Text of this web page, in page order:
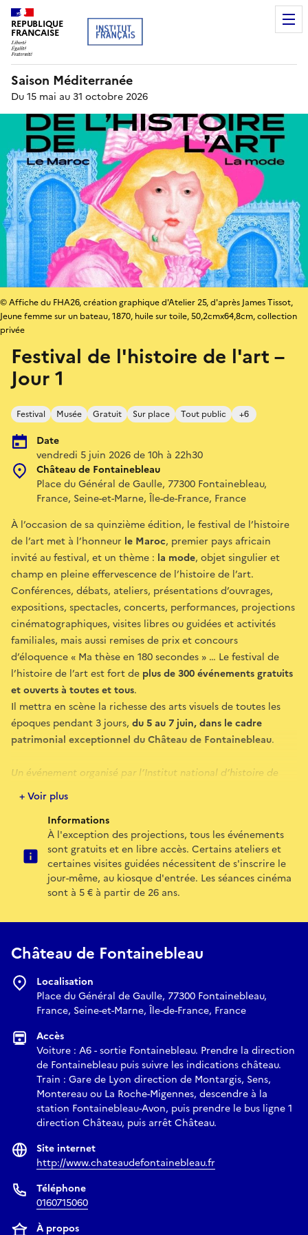
REPUBLIQUE
FRANCAISE
Saison Méditerranée
Du 15 mai au 31 octobre 2026
Festival de l'histoire de l'art –
Jour 1
Festival Musée Gratuit Sur place Tout public +6
Date
vendredi 5 juin 2026 de 10h à 22h30
Château de Fontainebleau
Place du Général de Gaulle, 77300 Fontainebleau,
France, Seine-et-Marne, Île-de-France, France
© Affiche du FHA26, création graphique d'Atelier 25, d'après James Tissot,
Jeune femme sur un bateau, 1870, huile sur toile, 50,2cmx64,8cm, collection
privée
À l’occasion de sa quinzième édition, le festival de l’histoire
de l’art met à l’honneur le Maroc, premier pays africain
invité au festival, et un thème : la mode, objet singulier et
champ en pleine effervescence de l’histoire de l’art.
Conférences, débats, ateliers, présentations d’ouvrages,
expositions, spectacles, concerts, performances, projections
cinématographiques, visites libres ou guidées et activités
familiales, mais aussi remises de prix et concours
d’éloquence « Ma thèse en 180 secondes » … Le festival de
l’histoire de l’art est fort de plus de 300 événements gratuits
et ouverts à toutes et tous.
Il mettra en scène la richesse des arts visuels de toutes les
époques pendant 3 jours, du 5 au 7 juin, dans le cadre
patrimonial exceptionnel du Château de Fontainebleau.
Un événement organisé par l’Institut national d’histoire de
l’art et le Château de Fontainebleau, sous l’égide du ministère
de la Culture.
Le vendredi 5 juin, le FHA s’ouvrira sur une journée riche de
plus de 70 événements, parmi lesquels :
Evénement inaugural :Cultures matérielles, cultures
artiste)
Théâtre municipal de Fontainebleau - salle de spectacle - 9
Le Festival s’ouvre chaque année par l’invitation d’un artiste
dont l’oeuvre marque sa génération. Cette année,
l’architecte, anthropologue et l’artiste de renommée
internationale Salima Naji est l’invitée principale de la
conférence inaugurale du Festival. Chevalier des Arts et des
l’architecture durable et vernaculaire, plusieurs fois
récompensée sur les scènes nationale et internationale,
notamment par la Grande Médaille d’Or de l’Académie
d’architecture française en 2024 et par le Prix international
des femmes architectes en 2025.
+ Voir plus
Informations
À l'exception des projections, tous les événements
sont gratuits et en libre accès. Certains ateliers et
certaines visites guidées nécessitent de s'inscrire le
jour-même, au kiosque d'entrée. Les séances cinéma
sont à 5 € à partir de 26 ans.
Château de Fontainebleau
Localisation
Place du Général de Gaulle, 77300 Fontainebleau,
France, Seine-et-Marne, Île-de-France, France
Accès
Voiture : A6 - sortie Fontainebleau. Prendre la direction
de Fontainebleau puis suivre les indications château.
Train : Gare de Lyon direction de Montargis, Sens,
Montereau ou La Roche-Migennes, descendre à la
station Fontainebleau-Avon, puis prendre le bus ligne 1
direction Château, puis arrêt Château.
Site internet
http://www.chateaudefontainebleau.fr
Téléphone
0160715060
À propos